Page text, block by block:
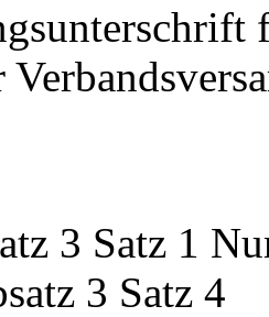
3 Satz 1
3 Satz 4